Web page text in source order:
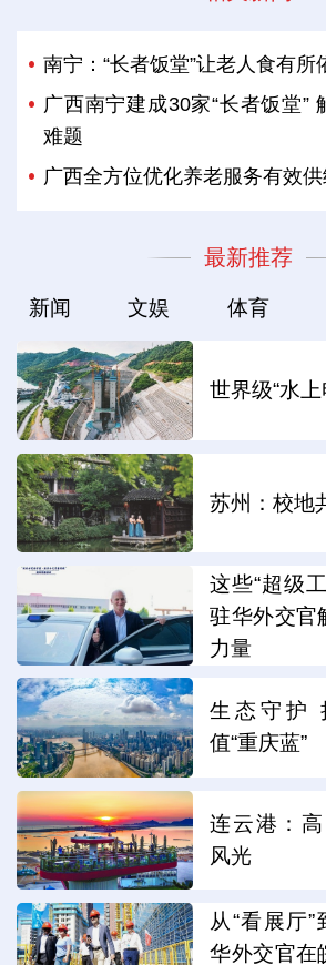
南宁：“长者饭堂”让老人食有所
广西南宁建成30家“长者饭堂”
难题
广西全方位优化养老服务有效供
最新推荐
新闻 文娱 体育
世界级“水
苏州：校地
这些“超级
驻华外交官
力量
生态守护
值“重庆蓝”
连云港：
风光
从“看展厅”
华外交官在